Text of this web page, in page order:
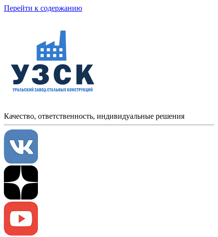
Перейти к содержанию
Качество, ответственность, индивидуальные решения